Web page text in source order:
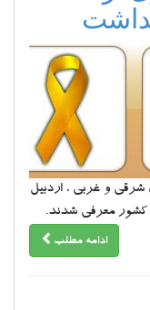
و غربی ، اردبیل
کشور معرفی شدند.
ادامه مطلب